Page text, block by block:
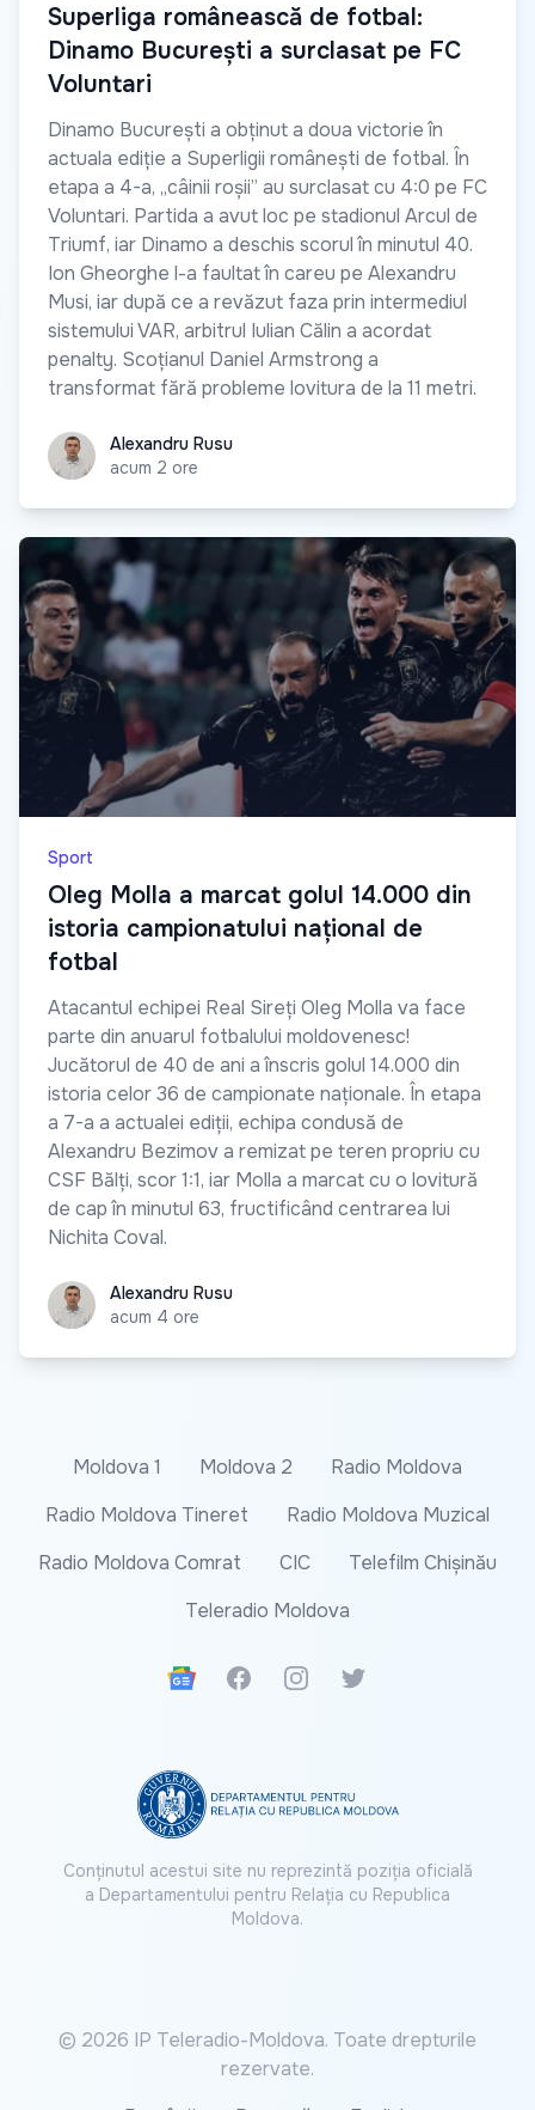
Superliga românească de fotbal:
Dinamo București a surclasat pe FC
Voluntari
Dinamo București a obținut a doua victorie în
actuala ediție a Superligii românești de fotbal. În
etapa a 4-a, „câinii roșii” au surclasat cu 4:0 pe FC
Voluntari. Partida a avut loc pe stadionul Arcul de
Triumf, iar Dinamo a deschis scorul în minutul 40.
Ion Gheorghe l-a faultat în careu pe Alexandru
Musi, iar după ce a revăzut faza prin intermediul
sistemului VAR, arbitrul Iulian Călin a acordat
penalty. Scoțianul Daniel Armstrong a
transformat fără probleme lovitura de la 11 metri.
Alexandru Rusu
Alexandru Rusu
acum 2 ore
Sport
Oleg Molla a marcat golul 14.000 din
istoria campionatului național de
fotbal
Atacantul echipei Real Sireți Oleg Molla va face
parte din anuarul fotbalului moldovenesc!
Jucătorul de 40 de ani a înscris golul 14.000 din
istoria celor 36 de campionate naționale. În etapa
a 7-a a actualei ediții, echipa condusă de
Alexandru Bezimov a remizat pe teren propriu cu
CSF Bălți, scor 1:1, iar Molla a marcat cu o lovitură
de cap în minutul 63, fructificând centrarea lui
Nichita Coval.
Alexandru Rusu
Alexandru Rusu
acum 4 ore
Moldova 1 Moldova 2
Radio Moldova
Radio Moldova Tineret
Radio Moldova Muzical
Radio Moldova Comrat
CIC
Telefilm Chișinău
Teleradio Moldova
Google News
FacebookInstagramTwitter
Conținutul acestui site nu reprezintă poziția oficială
a Departamentului pentru Relația cu Republica
Moldova.
© 2026 IP Teleradio-Moldova. Toate drepturile
rezervate.